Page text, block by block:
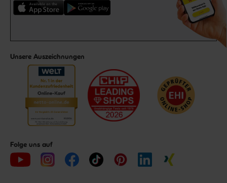
Unsere Auszeichnungen
Folge uns auf